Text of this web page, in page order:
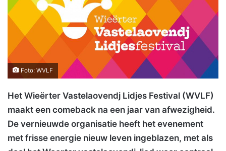
Foto: WVLF
Het Wieërter Vastelaovendj Lidjes Festival (WVLF)
maakt een comeback na een jaar van afwezigheid.
De vernieuwde organisatie heeft het evenement
met frisse energie nieuw leven ingeblazen, met als